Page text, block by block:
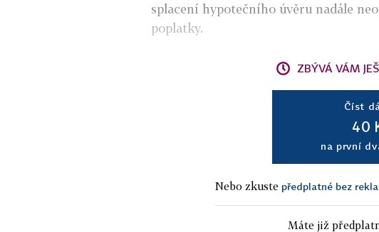
splacení hypotečního úvěru nadále
poplatky.
ZBÝVÁ VÁM
Číst
40
na první
Nebo zkuste předplatné bez
Máte již